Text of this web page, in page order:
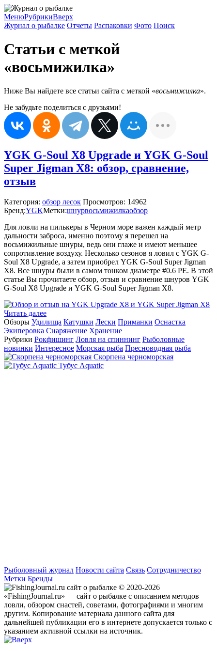
МенюРубрикиВверх
Журнал о рыбалке Отчеты Распаковки Фото Поиск
Статьи с меткой
«восьмижилка»
Ниже Вы найдете все статьи сайта с меткой «восьмижилка».
Не забудьте поделиться с друзьями!
YGK G-Soul X8 Upgrade и YGK G-Soul
Super Jigman X8: обзор, сравнение,
отзыв
Категория: обзор лесок Просмотров: 14962
Бренд:YGKМетки:шнурвосьмижилкаобзор
Для ловли на пилькеры в Черном море важен каждый метр
дальности заброса, именно поэтому я перешел на
восьмижильные шнуры, ведь они глаже и имеют меньшее
сопротивление воздуху. Несколько сезонов я ловил с YGK G-
Soul X8 Upgrade, а затем приобрел YGK G-Soul Super Jigman
X8. Все шнуры были в самом тонком диаметре #0.6 PE. В этой
статье Вы прочитаете обзор, отзыв и сравнение шнуров YGK
G-Soul X8 Upgrade и YGK G-Soul Super Jigman X8.
Читать далее
Обзоры Удилища Катушки Лески Приманки Оснастка
Экиперовка Снаряжение Хранение
Рубрики Рокфишинг Ловля на спиннинг Рыболовные
новинки Интересное Морская рыба Пресноводная рыба
Скорпена черноморская
Тубус Aquatic
Рыболовный журнал Новости сайта Связь Сотрудничество
Метки Бренды
© 2020-2026
«FishingJournal.ru» — сайт о рыбалке с описанием методов
ловли, обзором снастей, советами, фотографиями и многим
другим. Копирование материала данного сайта для
дальнейшей публикации его в интернете допускается только с
указанием активной ссылки на источник.